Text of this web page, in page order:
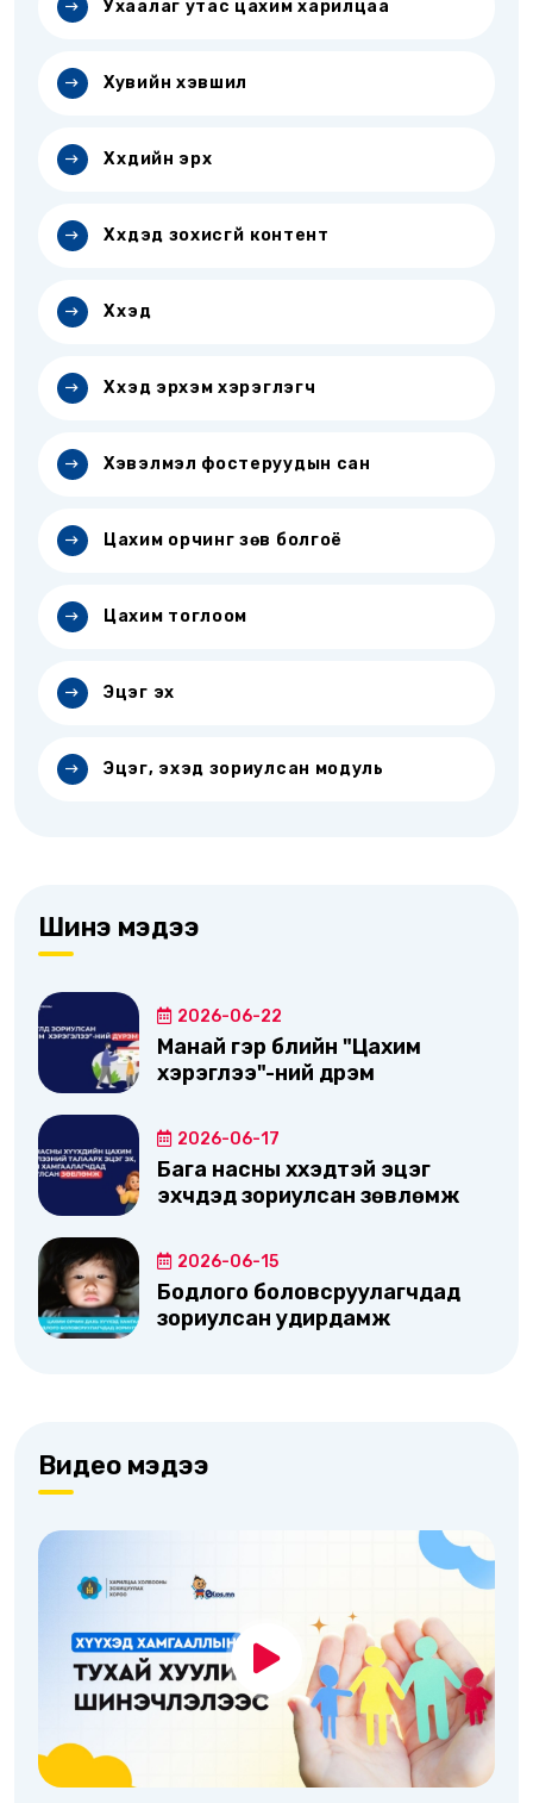
Ухаалаг утас цахим харилцаа
Хувийн хэвшил
Хүүхдийн эрх
Хүүхдэд зохисгүй контент
Хүүхэд
Хүүхэд эрхэм хэрэглэгч
Хэвэлмэл фостеруудын сан
Цахим орчинг зөв болгоё
Цахим тоглоом
Эцэг эх
Эцэг, эхэд зориулсан модуль
Шинэ мэдээ
2026-06-22
Манай гэр бүлийн "Цахим
хэрэглээ"-ний дүрэм
2026-06-17
Бага насны хүүхэдтэй эцэг
эхчүүдэд зориулсан зөвлөмж
2026-06-15
Бодлого боловсруулагчдад
зориулсан удирдамж
Видео мэдээ